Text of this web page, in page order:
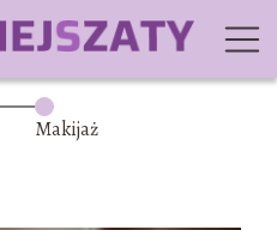
Makijaż